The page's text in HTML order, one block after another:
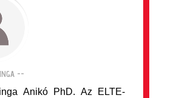
--
Anikó PhD. Az ELTE-